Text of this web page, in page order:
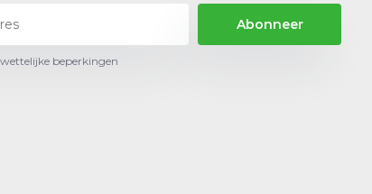
Abonneer
wettelijke beperkingen